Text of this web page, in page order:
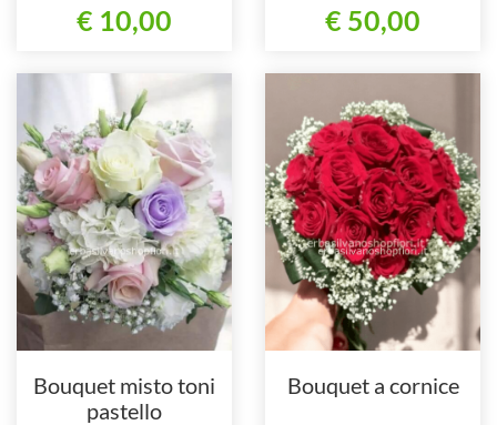
€ 10,00 € 50,00
Bouquet misto toni
pastello
Bouquet a cornice